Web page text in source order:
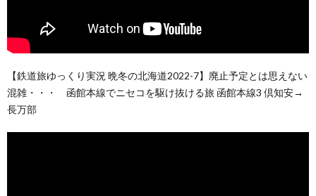
【鉄道旅ゆっくり実況 晩冬の北海道2022-7】廃止予定とは思えない
混雑・・・ 函館本線でニセコを駆け抜ける旅 函館本線3 倶知安→
長万部